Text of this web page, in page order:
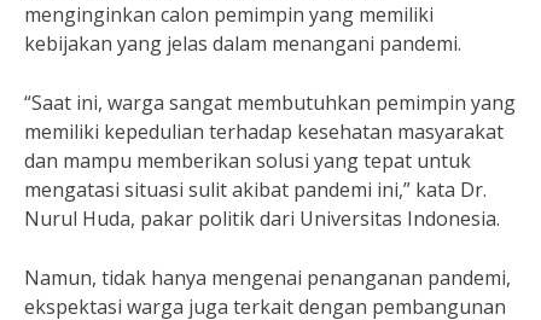
menginginkan calon pemimpin yang memiliki
kebijakan yang jelas dalam menangani pandemi.
“Saat ini, warga sangat membutuhkan pemimpin yang
memiliki kepedulian terhadap kesehatan masyarakat
dan mampu memberikan solusi yang tepat untuk
mengatasi situasi sulit akibat pandemi ini,” kata Dr.
Nurul Huda, pakar politik dari Universitas Indonesia.
Namun, tidak hanya mengenai penanganan pandemi,
ekspektasi warga juga terkait dengan pembangunan